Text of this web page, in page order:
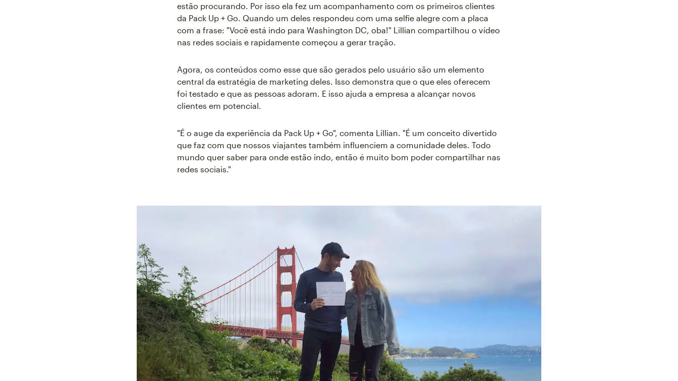
estão procurando. Por isso ela fez um acompanhamento com os primeiros clientes
da Pack Up + Go. Quando um deles respondeu com uma selfie alegre com a placa
com a frase: "Você está indo para Washington DC, oba!" Lillian compartilhou o vídeo
nas redes sociais e rapidamente começou a gerar tração.
Agora, os conteúdos como esse que são gerados pelo usuário são um elemento
central da estratégia de marketing deles. Isso demonstra que o que eles oferecem
foi testado e que as pessoas adoram. E isso ajuda a empresa a alcançar novos
clientes em potencial.
"É o auge da experiência da Pack Up + Go", comenta Lillian. "É um conceito divertido
que faz com que nossos viajantes também influenciem a comunidade deles. Todo
mundo quer saber para onde estão indo, então é muito bom poder compartilhar nas
redes sociais."